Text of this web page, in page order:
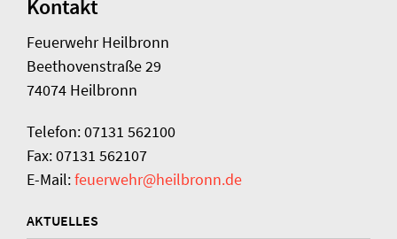
Kontakt
Feuerwehr Heilbronn
Beethovenstraße 29
74074 Heilbronn
Telefon: 07131 562100
Fax: 07131 562107
E-Mail:feuerwehr@heilbronn.de
AKTUELLES